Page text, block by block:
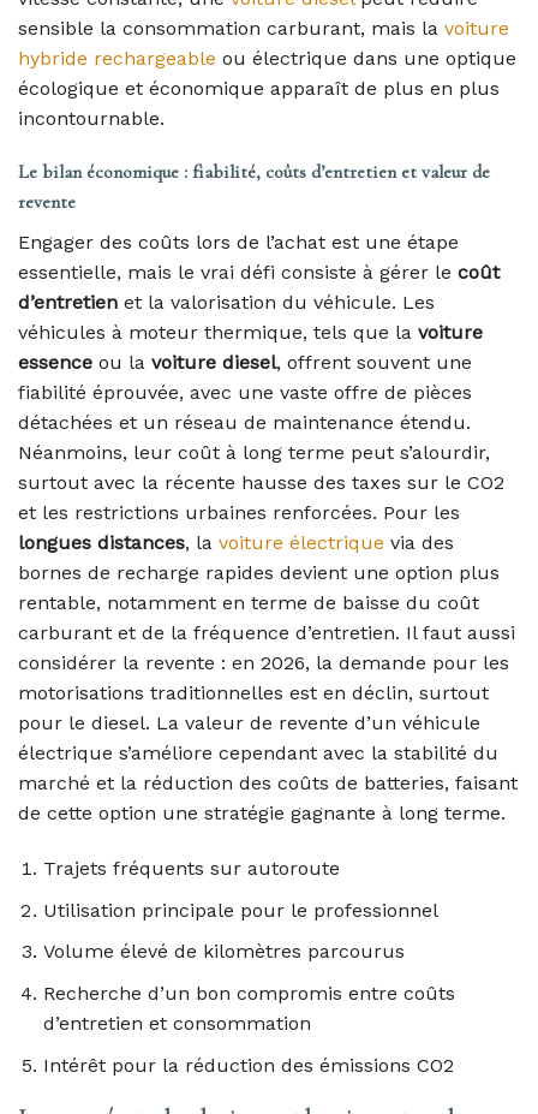
sensible la consommation carburant, mais la voiture
hybride rechargeable ou électrique dans une optique
écologique et économique apparaît de plus en plus
incontournable.
Le bilan économique : fiabilité, coûts d’entretien et valeur de
revente
Engager des coûts lors de l’achat est une étape
essentielle, mais le vrai défi consiste à gérer le coût
d’entretien et la valorisation du véhicule. Les
véhicules à moteur thermique, tels que la voiture
essence ou la voiture diesel, offrent souvent une
fiabilité éprouvée, avec une vaste offre de pièces
détachées et un réseau de maintenance étendu.
Néanmoins, leur coût à long terme peut s’alourdir,
surtout avec la récente hausse des taxes sur le CO2
et les restrictions urbaines renforcées. Pour les
longues distances, la voiture électrique via des
bornes de recharge rapides devient une option plus
rentable, notamment en terme de baisse du coût
carburant et de la fréquence d’entretien. Il faut aussi
considérer la revente : en 2026, la demande pour les
motorisations traditionnelles est en déclin, surtout
pour le diesel. La valeur de revente d’un véhicule
électrique s’améliore cependant avec la stabilité du
marché et la réduction des coûts de batteries, faisant
de cette option une stratégie gagnante à long terme.
Trajets fréquents sur autoroute
Utilisation principale pour le professionnel
Volume élevé de kilomètres parcourus
Recherche d’un bon compromis entre coûts
d’entretien et consommation
Intérêt pour la réduction des émissions CO2